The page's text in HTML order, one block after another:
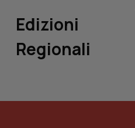
Edizioni
Regionali